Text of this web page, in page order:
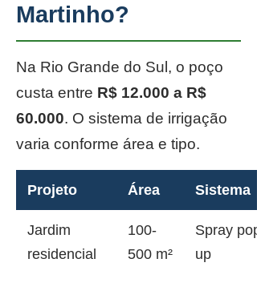
Martinho?
Na Rio Grande do Sul, o poço
custa entre R$ 12.000 a R$
60.000. O sistema de irrigação
varia conforme área e tipo.
Projeto Área Sistema
Jardim
residencial
100-
500 m²
Spray pop-
up